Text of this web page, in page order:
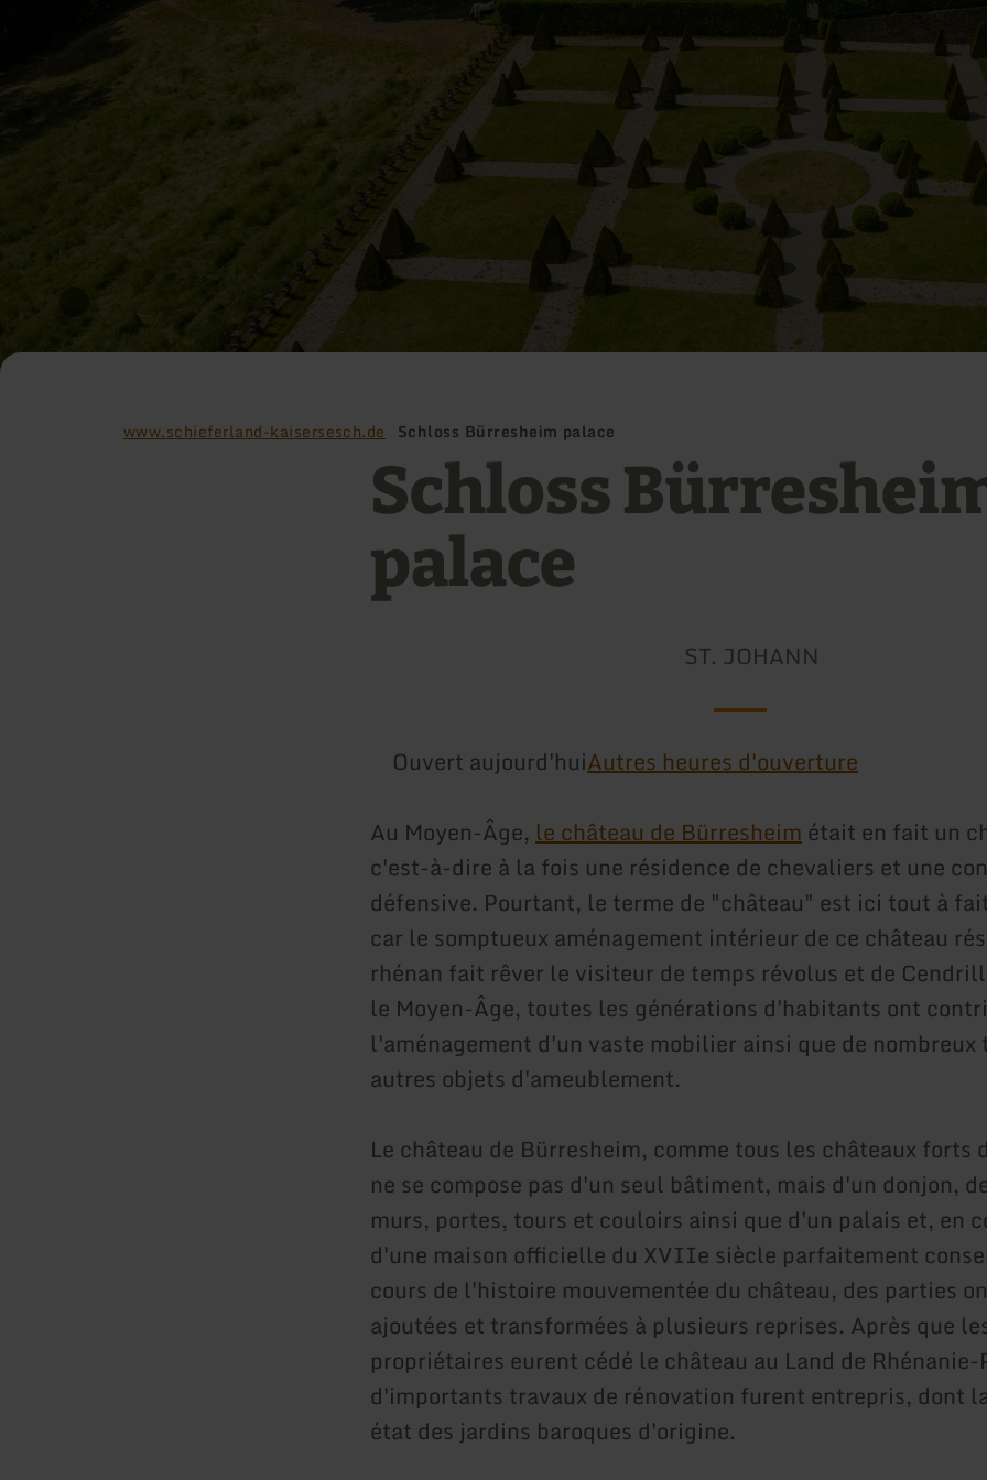
www.schieferland-kaisersesch.de Schloss Bürresheim palace
Schloss
palace
ST. JOHANN
Ouvert aujourd'huiAutres heures d'ouverture
Au Moyen-Âge, le château de Bürresheimétait en fait un
c'est-à-dire à la fois une résidence de chevaliers et une
défensive. Pourtant, le terme de "château" est ici tout à
car le somptueux aménagement intérieur de ce château
rhénan fait rêver le visiteur de temps révolus et de
le Moyen-Âge, toutes les générations d'habitants ont
l'aménagement d'un vaste mobilier ainsi que de nombreux
autres objets d'ameublement.
Le château de Bürresheim, comme tous les châteaux forts
ne se compose pas d'un seul bâtiment, mais d'un donjon,
murs, portes, tours et couloirs ainsi que d'un palais et, en
d'une maison officielle du XVIIe siècle parfaitement
cours de l'histoire mouvementée du château, des parties
ajoutées et transformées à plusieurs reprises. Après que
propriétaires eurent cédé le château au Land de
d'importants travaux de rénovation furent entrepris, dont
état des jardins baroques d'origine.